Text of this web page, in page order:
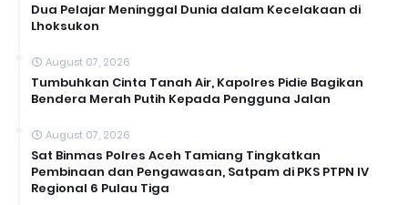
Dua Pelajar Meninggal Dunia dalam Kecelakaan di
Lhoksukon
August 07, 2026
Tumbuhkan Cinta Tanah Air, Kapolres Pidie Bagikan
Bendera Merah Putih Kepada Pengguna Jalan ‎
August 07, 2026
Sat Binmas Polres Aceh Tamiang Tingkatkan
Pembinaan dan Pengawasan, Satpam di PKS PTPN IV
Regional 6 Pulau Tiga